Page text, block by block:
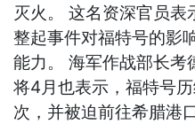
灭火。 这名资深官员表
整起事件对福特号的影
能力。 海军作战部长
将4月也表示，福特号
次，并被迫前往希腊港